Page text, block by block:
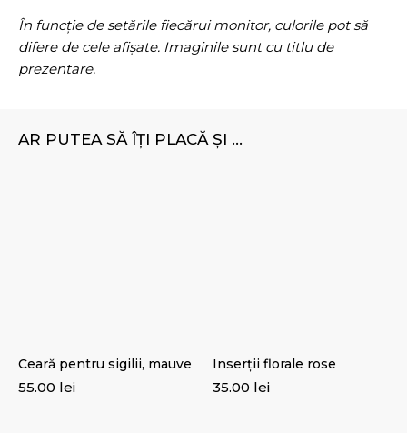
În funcție de setările fiecărui monitor, culorile pot să
difere de cele afișate. Imaginile sunt cu titlu de
prezentare.
AR PUTEA SĂ ÎȚI PLACĂ ȘI ...
Ceară pentru sigilii, mauve
55.00 lei
Inserții florale rose
35.00 lei